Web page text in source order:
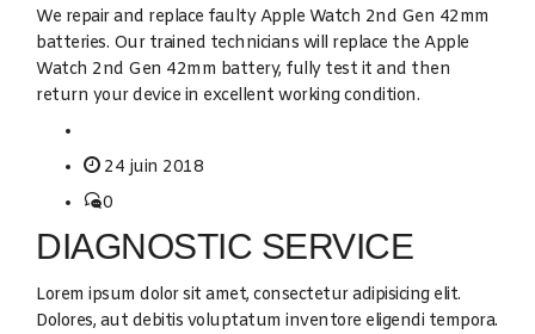
We repair and replace faulty Apple Watch 2nd Gen 42mm
batteries. Our trained technicians will replace the Apple
Watch 2nd Gen 42mm battery, fully test it and then
return your device in excellent working condition.
24 juin 2018
0
DIAGNOSTIC SERVICE
Lorem ipsum dolor sit amet, consectetur adipisicing elit.
Dolores, aut debitis voluptatum inventore eligendi tempora.